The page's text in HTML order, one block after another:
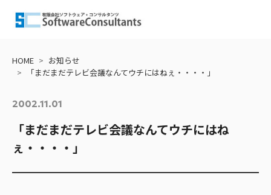
会社情報
経営理念・行動指針
HOME
お知らせ
「まだまだテレビ会議なんてウチにはねぇ・・・・」
2002.11.01
「まだまだテレビ会議なんてウチにはね
ぇ・・・・」